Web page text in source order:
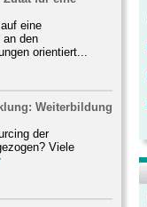
eine
an den
orientiert...
Weiterbildung
der
Viele